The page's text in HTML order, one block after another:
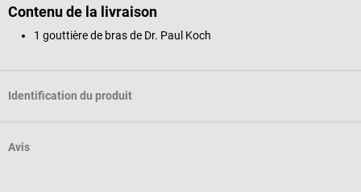
Contenu de la livraison
1 gouttière de bras de Dr. Paul Koch
Identification du produit
Avis